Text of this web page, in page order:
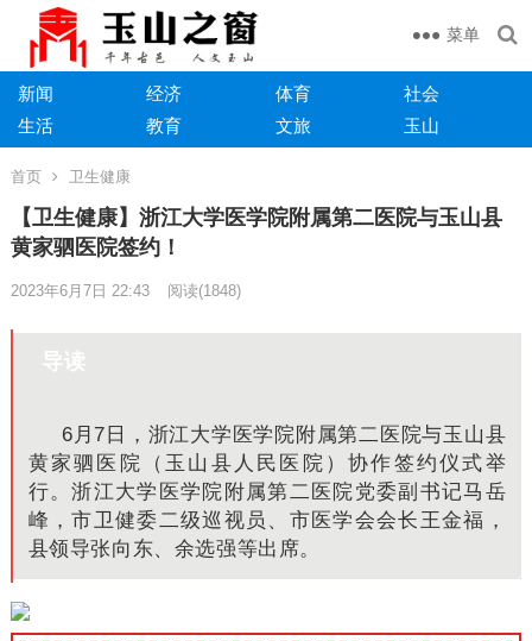
菜单
新闻 经济 体育
社会
生活
教育 文旅 玉山
首页 卫生健康
【卫生健康】浙江大学医学院附属第二医院与玉山县
黄家驷医院签约！
2023年6月7日 22:43 阅读(1848)
导读
6 月 7 日， 浙江大学医学院附属第二医院与玉山县
黄家驷医院（玉山县人民医院）协作签约仪式举
行。浙江大学医学院附属第二医院党委副书记马岳
峰，市卫健委二级巡视员、市医学会会长王金福，
县领导张向东、余选强等出席。